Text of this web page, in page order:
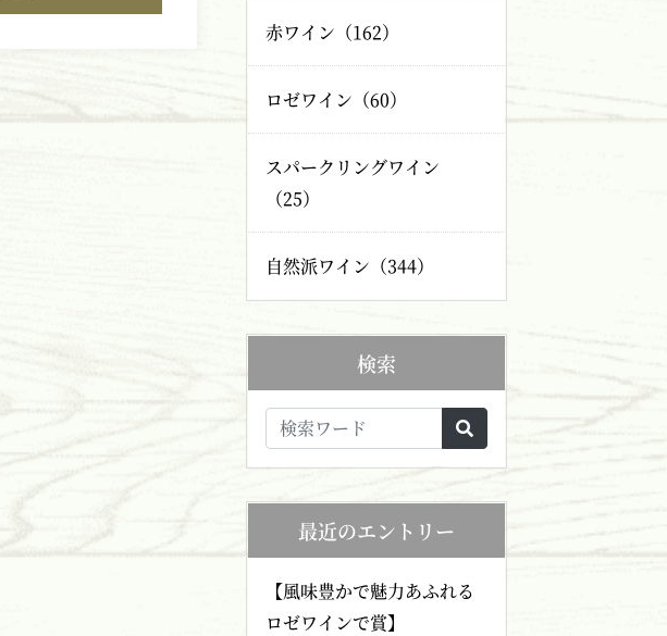
赤ワイン（162）
ロゼワイン（60）
スパークリングワイン
（25）
自然派ワイン（344）
検索
最近のエントリー
【風味豊かで魅力あふれる
ロゼワインで賞】